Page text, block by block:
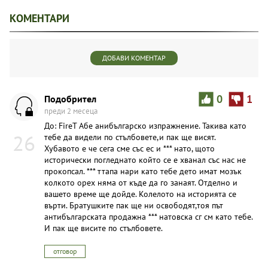
КОМЕНТАРИ
ДОБАВИ КОМЕНТАР
26
0 1
Подобрител
преди 2 месеца
До: FireT Абе анибългарско изпражнение. Такива като
тебе да видели по стълбовете,и пак ще висят.
Хубавото е че сега сме със ес и *** нато, щото
исторически погледнато който се е хванал със нас не
прокопсал. *** ттапа нари като тебе дето имат мозък
колкото орех няма от къде да го занаят. Отделно и
вашето време ще дойде. Колелото на историята се
върти. Братушките пак ще ни освободят,тоя път
антибългарската продажна *** натовска сг см като тебе.
И пак ще висите по стълбовете.
отговор